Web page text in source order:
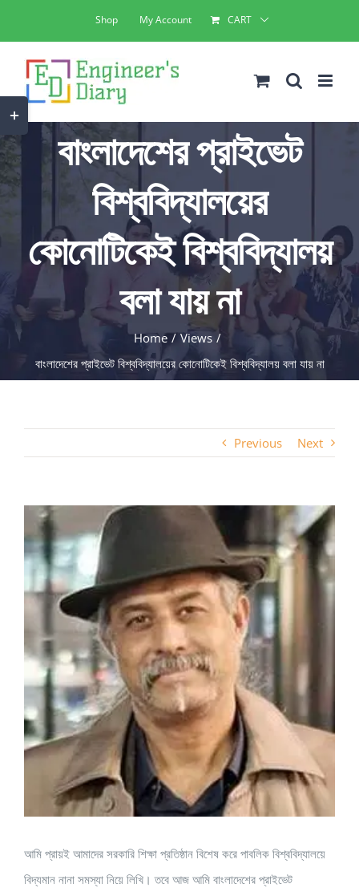
to
content
Shop My Account CART
বাংলাদেশের প্রাইভেট
বিশ্ববিদ্যালয়ের
কোনোটিকেই বিশ্ববিদ্যালয়
বলা যায় না
Home
Views
বাংলাদেশের প্রাইভেট বিশ্ববিদ্যালয়ের কোনোটিকেই বিশ্ববিদ্যালয় বলা যায় না
Previous Next
View
Larger
Image
আমি প্রায়ই আমাদের সরকারি শিক্ষা প্রতিষ্ঠান বিশেষ করে পাবলিক বিশ্ববিদ্যালয়ে
বিদ্যমান নানা সমস্যা নিয়ে লিখি। তবে আজ আমি বাংলাদেশের প্রাইভেট
Toggle
Sliding
Bar
Area